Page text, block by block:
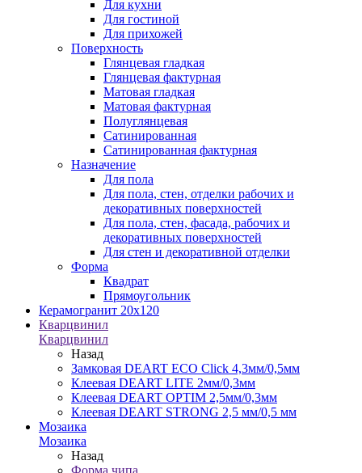
Для кухни
Для гостиной
Для прихожей
Поверхность
Глянцевая гладкая
Глянцевая фактурная
Матовая гладкая
Матовая фактурная
Полуглянцевая
Сатинированная
Сатинированная фактурная
Назначение
Для пола
Для пола, стен, отделки рабочих и
декоративных поверхностей
Для пола, стен, фасада, рабочих и
декоративных поверхностей
Для стен и декоративной отделки
Форма
Квадрат
Прямоугольник
Керамогранит 20х120
Кварцвинил
Кварцвинил
Назад
Замковая DEART ECO Click 4,3мм/0,5мм
Клеевая DEART LITE 2мм/0,3мм
Клеевая DEART OPTIM 2,5мм/0,3мм
Клеевая DEART STRONG 2,5 мм/0,5 мм
Мозаика
Мозаика
Назад
Форма чипа